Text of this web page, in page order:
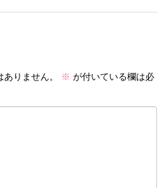
りません。 ※ が付いている欄は必